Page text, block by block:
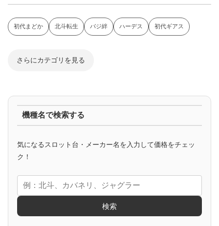
初代まどか 北斗転生 バジ絆 ハーデス 初代ギアス
さらにカテゴリを見る
アニメタイアップ
エヴァ コードギアス 化物語 炎炎ノ消防隊
機種名で検索する
気になるスロット台・メーカー名を入力して価格をチェッ
ク！
検索